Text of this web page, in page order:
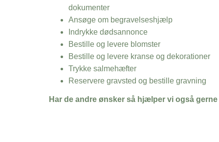
dokumenter
Ansøge om begravelseshjælp
Indrykke dødsannonce
Bestille og levere blomster
Bestille og levere kranse og dekorationer
Trykke salmehæfter
Reservere gravsted og bestille gravning
Har de andre ønsker så hjælper vi også gerne